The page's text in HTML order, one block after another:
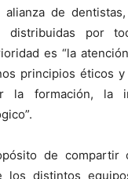
de
distribuidas por
es “la
principios éticos
la formación, la
de compartir
los distintos